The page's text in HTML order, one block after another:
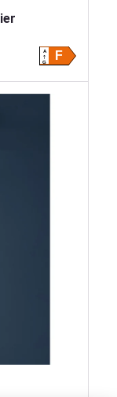
F
A
G